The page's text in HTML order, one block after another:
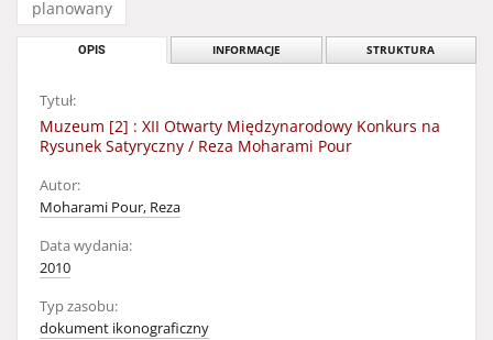
planowany
OPIS INFORMACJE STRUKTURA
Tytuł:
Muzeum [2] : XII Otwarty Międzynarodowy Konkurs na
Rysunek Satyryczny / Reza Moharami Pour
Autor:
Moharami Pour, Reza
Data wydania:
2010
Typ zasobu:
dokument ikonograficzny